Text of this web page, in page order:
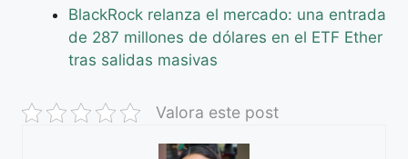
BlackRock relanza el mercado: una entrada
de 287 millones de dólares en el ETF Ether
tras salidas masivas
Valora este post